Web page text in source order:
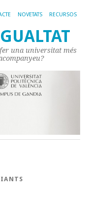
NOVETATS RECURSOS
una universitat més